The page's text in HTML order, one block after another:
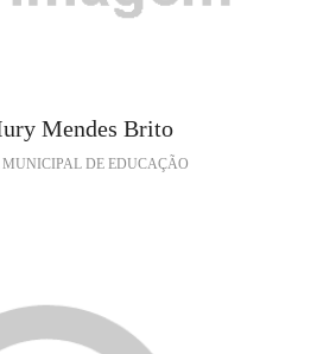
Mendes Brito
MUNICIPAL DE EDUCAÇÃO